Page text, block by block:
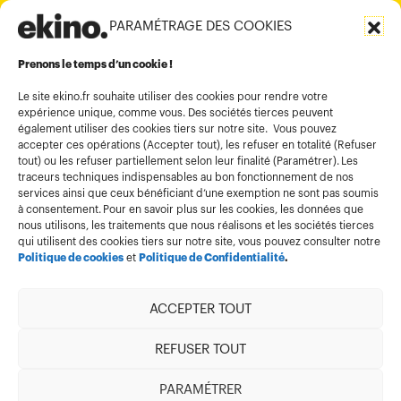
PARAMÉTRAGE DES COOKIES
Prenons le temps d’un cookie !
Le site ekino.fr souhaite utiliser des cookies pour rendre votre
expérience unique, comme vous. Des sociétés tierces peuvent
également utiliser des cookies tiers sur notre site. Vous pouvez
accepter ces opérations (Accepter tout), les refuser en totalité (Refuser
tout) ou les refuser partiellement selon leur finalité (Paramétrer). Les
traceurs techniques indispensables au bon fonctionnement de nos
services ainsi que ceux bénéficiant d’une exemption ne sont pas soumis
à consentement. Pour en savoir plus sur les cookies, les données que
nous utilisons, les traitements que nous réalisons et les sociétés tierces
qui utilisent des cookies tiers sur notre site, vous pouvez consulter notre
Politique de cookiesetPolitique de Confidentialité.
ACCEPTER TOUT
REFUSER TOUT
PARAMÉTRER
Informations légales
Conditions générales d’utilisation
Politique de confidentialité
Politique cookies
Gestion des cookies
Index égalité